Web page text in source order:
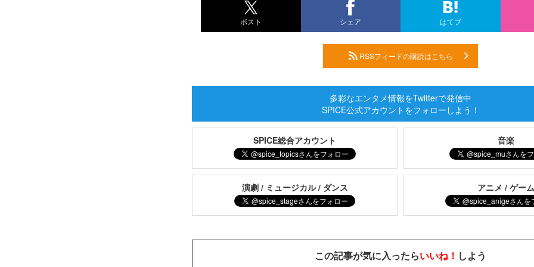
ポスト シェア はてブ
RSSフィードの購読はこちら
多彩なエンタメ情報をTwitterで発信中
SPICE公式アカウントをフォローしよう！
SPICE総合アカウント 音楽
演劇 / ミュージカル / ダンス アニメ / ゲー
この記事が気に入ったらいいね！ しよう